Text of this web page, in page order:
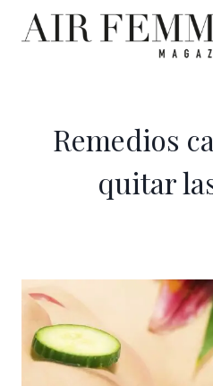
Saltar
Remedios
quitar